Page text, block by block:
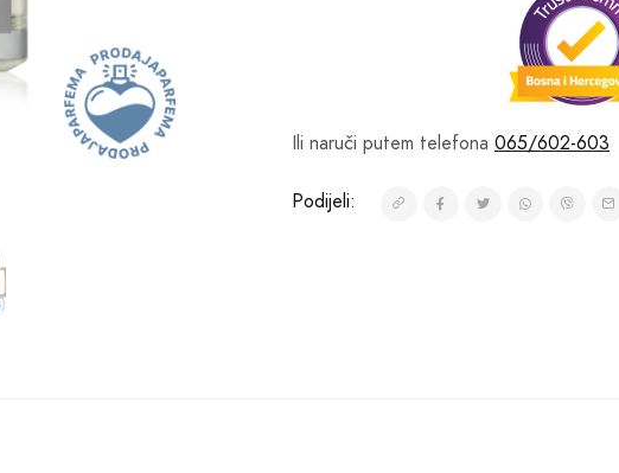
Ili naruči putem telefona 065/602-603
Podijeli: